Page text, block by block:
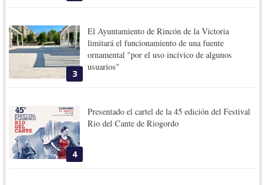
3
El Ayuntamiento de Rincón de la Victoria
limitará el funcionamiento de una fuente
ornamental "por el uso incívico de algunos
usuarios"
4
Presentado el cartel de la 45 edición del Festival
Rio del Cante de Riogordo